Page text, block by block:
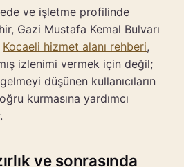
ve işletme profilinde
Gazi Mustafa Kemal Bulvarı
Kocaeli hizmet alanı rehberi,
izlenimi vermek için değil;
düşünen kullanıcıların
kurmasına yardımcı
ve sonrasında